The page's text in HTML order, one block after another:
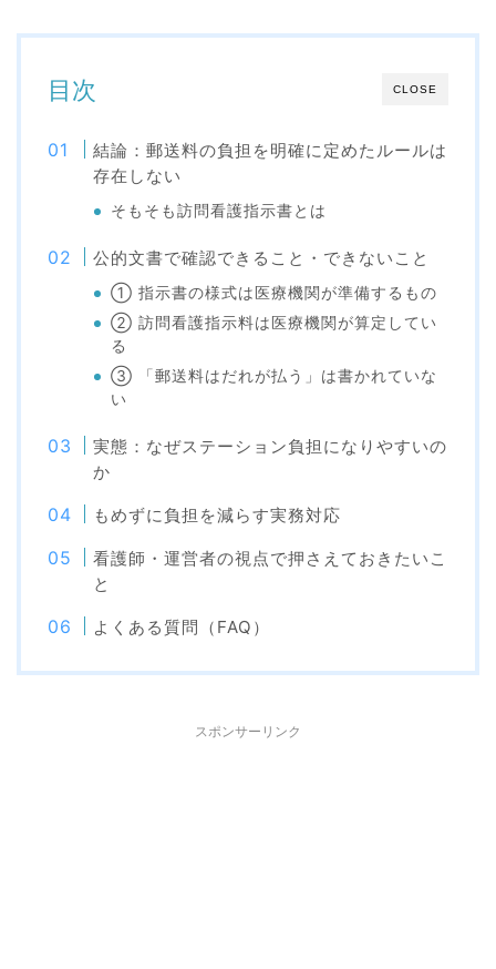
CLOSE
目次
結論：郵送料の負担を明確に定めたルールは
存在しない
そもそも訪問看護指示書とは
公的文書で確認できること・できないこと
① 指示書の様式は医療機関が準備するもの
② 訪問看護指示料は医療機関が算定してい
る
③ 「郵送料はだれが払う」は書かれていな
い
実態：なぜステーション負担になりやすいの
か
もめずに負担を減らす実務対応
看護師・運営者の視点で押さえておきたいこ
と
よくある質問（FAQ）
スポンサーリンク